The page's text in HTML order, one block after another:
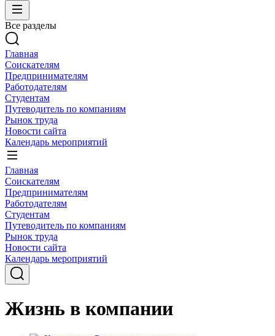
Все разделы
Главная
Соискателям
Предпринимателям
Работодателям
Студентам
Путеводитель по компаниям
Рынок труда
Новости сайта
Календарь мероприятий
Главная
Соискателям
Предпринимателям
Работодателям
Студентам
Путеводитель по компаниям
Рынок труда
Новости сайта
Календарь мероприятий
Жизнь в компании